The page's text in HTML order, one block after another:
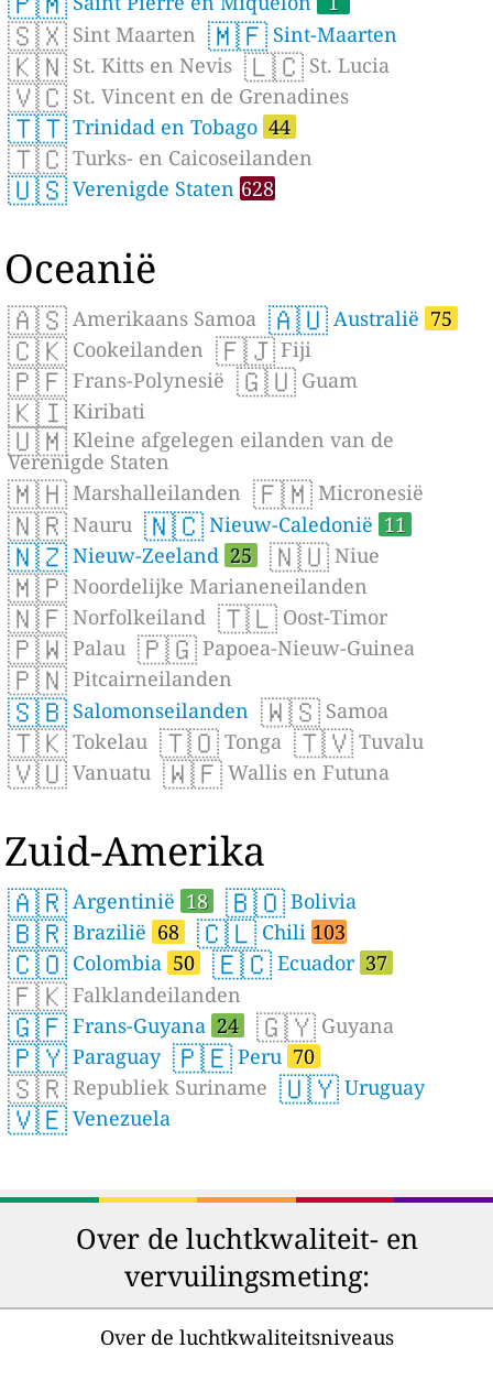
🇸🇽 Sint Maarten 🇲🇫 Sint-Maarten
🇰🇳 St. Kitts en Nevis 🇱🇨 St. Lucia
🇻🇨 St. Vincent en de Grenadines
🇹🇹 Trinidad en Tobago 44
🇹🇨 Turks- en Caicoseilanden
🇺🇸 Verenigde Staten 628
Oceanië
🇦🇸 Amerikaans Samoa 🇦🇺 Australië 75
🇨🇰 Cookeilanden 🇫🇯 Fiji
🇵🇫 Frans-Polynesië 🇬🇺 Guam
🇰🇮 Kiribati
🇺🇲 Kleine afgelegen eilanden van de
Verenigde Staten
🇲🇭 Marshalleilanden 🇫🇲 Micronesië
🇳🇷 Nauru 🇳🇨 Nieuw-Caledonië 11
🇳🇿 Nieuw-Zeeland 25 🇳🇺 Niue
🇲🇵 Noordelijke Marianeneilanden
🇳🇫 Norfolkeiland 🇹🇱 Oost-Timor
🇵🇼 Palau 🇵🇬 Papoea-Nieuw-Guinea
🇵🇳 Pitcairneilanden
🇸🇧 Salomonseilanden 🇼🇸 Samoa
🇹🇰 Tokelau 🇹🇴 Tonga 🇹🇻 Tuvalu
🇻🇺 Vanuatu 🇼🇫 Wallis en Futuna
Zuid-Amerika
🇦🇷 Argentinië 18 🇧🇴 Bolivia
🇧🇷 Brazilië 68 🇨🇱 Chili 103
🇨🇴 Colombia 50 🇪🇨 Ecuador 37
🇫🇰 Falklandeilanden
🇬🇫 Frans-Guyana 24 🇬🇾 Guyana
🇵🇾 Paraguay 🇵🇪 Peru 70
🇸🇷 Republiek Suriname 🇺🇾 Uruguay
🇻🇪 Venezuela
Over de luchtkwaliteit- en
vervuilingsmeting:
Over de luchtkwaliteitsniveaus